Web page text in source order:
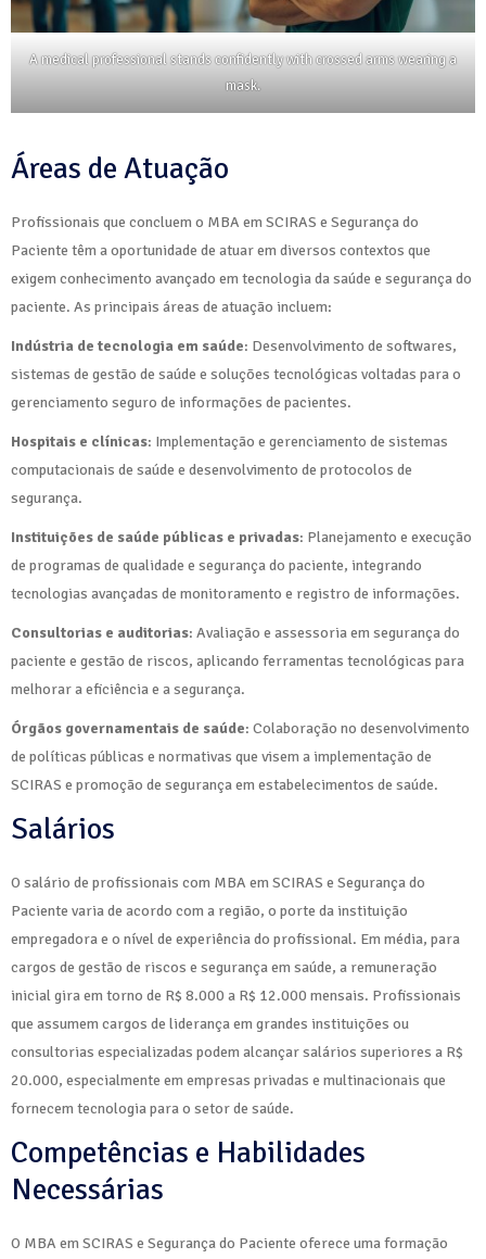
A medical professional stands confidently with crossed arms wearing a
mask.
Áreas de Atuação
Profissionais que concluem o MBA em SCIRAS e Segurança do
Paciente têm a oportunidade de atuar em diversos contextos que
exigem conhecimento avançado em tecnologia da saúde e segurança do
paciente. As principais áreas de atuação incluem:
Indústria de tecnologia em saúde: Desenvolvimento de softwares,
sistemas de gestão de saúde e soluções tecnológicas voltadas para o
gerenciamento seguro de informações de pacientes.
Hospitais e clínicas: Implementação e gerenciamento de sistemas
computacionais de saúde e desenvolvimento de protocolos de
segurança.
Instituições de saúde públicas e privadas: Planejamento e execução
de programas de qualidade e segurança do paciente, integrando
tecnologias avançadas de monitoramento e registro de informações.
Consultorias e auditorias: Avaliação e assessoria em segurança do
paciente e gestão de riscos, aplicando ferramentas tecnológicas para
melhorar a eficiência e a segurança.
Órgãos governamentais de saúde: Colaboração no desenvolvimento
de políticas públicas e normativas que visem a implementação de
SCIRAS e promoção de segurança em estabelecimentos de saúde.
Salários
O salário de profissionais com MBA em SCIRAS e Segurança do
Paciente varia de acordo com a região, o porte da instituição
empregadora e o nível de experiência do profissional. Em média, para
cargos de gestão de riscos e segurança em saúde, a remuneração
inicial gira em torno de R$ 8.000 a R$ 12.000 mensais. Profissionais
que assumem cargos de liderança em grandes instituições ou
consultorias especializadas podem alcançar salários superiores a R$
20.000, especialmente em empresas privadas e multinacionais que
fornecem tecnologia para o setor de saúde.
Competências e Habilidades
Necessárias
O MBA em SCIRAS e Segurança do Paciente oferece uma formação